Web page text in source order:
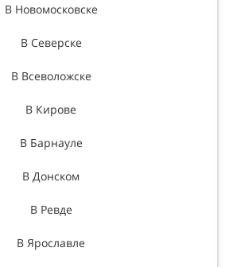
В Новомосковске
В Северске
В Всеволожске
В Кирове
В Барнауле
В Донском
В Ревде
В Ярославле